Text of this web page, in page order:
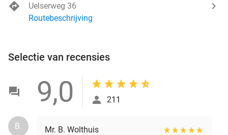
Uelserweg 36
Routebeschrijving
Selectie van recensies
9,0 211
B.
Mr. B. Wolthuis